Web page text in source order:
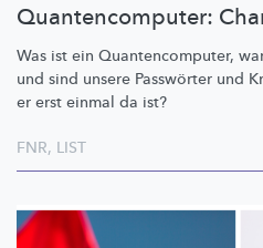
Quantencomputer:
Was ist ein Quantencomputer,
und sind unsere Passwörter und
er erst einmal da ist?
FNR, LIST